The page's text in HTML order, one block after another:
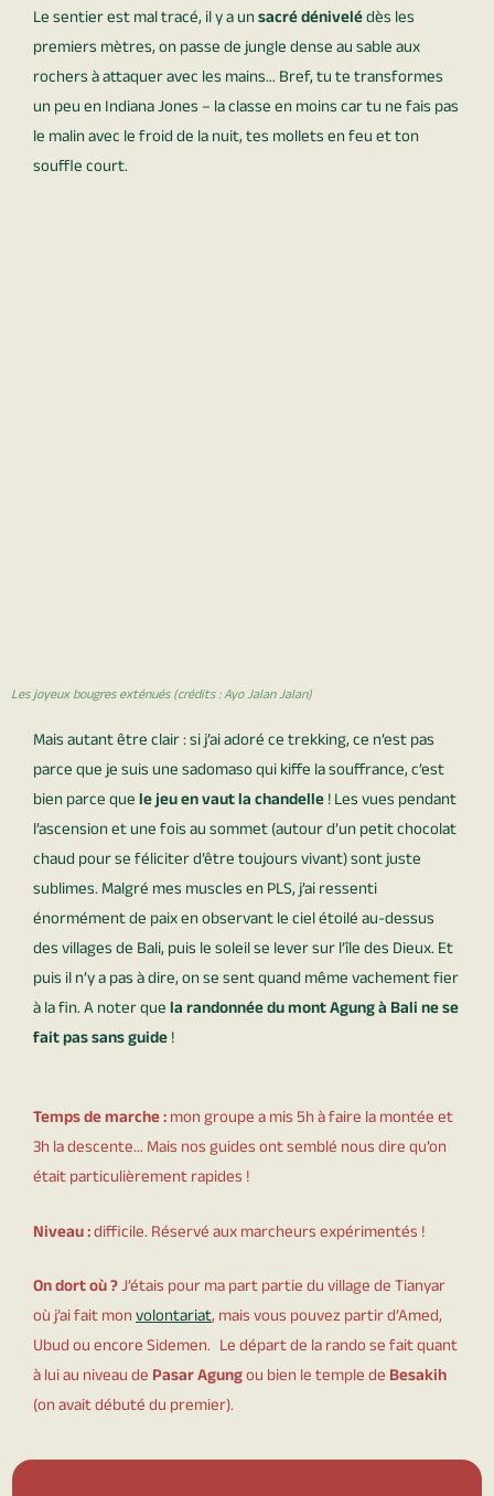
Le sentier est mal tracé, il y a unsacré dénivelédès les
premiers mètres, on passe de jungle dense au sable aux
rochers à attaquer avec les mains… Bref, tu te transformes
un peu en Indiana Jones – la classe en moins car tu ne fais pas
le malin avec le froid de la nuit, tes mollets en feu et ton
souffle court.
Les joyeux bougres exténués (crédits : Ayo Jalan Jalan)
Mais autant être clair : si j’ai adoré ce trekking, ce n’est pas
parce que je suis une sadomaso qui kiffe la souffrance, c’est
bien parce quele jeu en vaut la chandelle! Les vues pendant
l’ascension et une fois au sommet (autour d’un petit chocolat
chaud pour se féliciter d’être toujours vivant) sont juste
sublimes. Malgré mes muscles en PLS, j’ai ressenti
énormément de paix en observant le ciel étoilé au-dessus
des villages de Bali, puis le soleil se lever sur l’île des Dieux. Et
puis il n’y a pas à dire, on se sent quand même vachement fier
à la fin. A noter quela randonnée du mont Agung à Bali ne se
fait pas sans guide!
Temps de marche :mon groupe a mis 5h à faire la montée et
3h la descente… Mais nos guides ont semblé nous dire qu’on
était particulièrement rapides !
Niveau :difficile. Réservé aux marcheurs expérimentés !
On dort où ?J’étais pour ma part partie du village de Tianyar
où j’ai fait monvolontariat,mais vous pouvez partir d’Amed,
Ubud ou encore Sidemen. Le départ de la rando se fait quant
à lui au niveau dePasar Agungou bien le temple deBesakih
(on avait débuté du premier).